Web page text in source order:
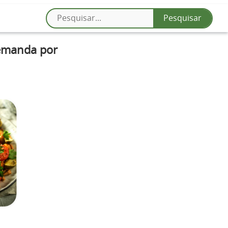
por